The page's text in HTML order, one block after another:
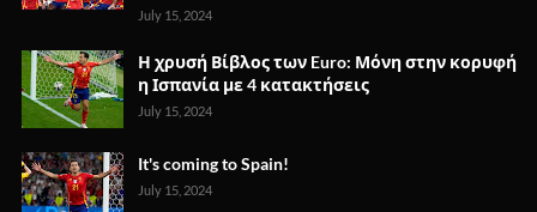
July 15, 2024
Η χρυσή Βίβλος των Euro: Μόνη στην κορυφή
η Ισπανία με 4 κατακτήσεις
July 15, 2024
It's coming to Spain!
July 15, 2024